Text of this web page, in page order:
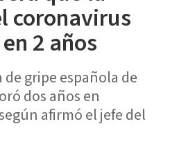
coronavirus
2 años
de gripe española de
dos años en
afirmó el jefe del